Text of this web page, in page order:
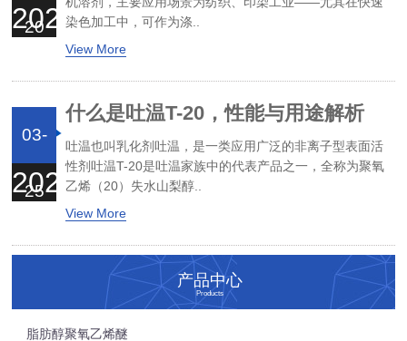
20
2026染色加工中，可作为涤..
View More
03-
25
2026
什么是吐温T-20，性能与用途解析
吐温也叫乳化剂吐温，是一类应用广泛的非离子型表面活
性剂吐温T-20是吐温家族中的代表产品之一，全称为聚氧
乙烯（20）失水山梨醇..
View More
产品中心
Products
脂肪醇聚氧乙烯醚